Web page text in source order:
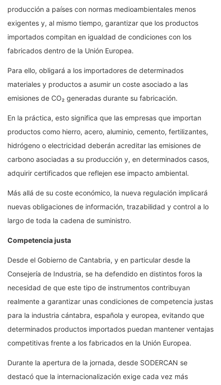
producción a países con normas medioambientales menos
exigentes y, al mismo tiempo, garantizar que los productos
importados compitan en igualdad de condiciones con los
fabricados dentro de la Unión Europea.
Para ello, obligará a los importadores de determinados
materiales y productos a asumir un coste asociado a las
emisiones de CO₂ generadas durante su fabricación.
En la práctica, esto significa que las empresas que importan
productos como hierro, acero, aluminio, cemento, fertilizantes,
hidrógeno o electricidad deberán acreditar las emisiones de
carbono asociadas a su producción y, en determinados casos,
adquirir certificados que reflejen ese impacto ambiental.
Más allá de su coste económico, la nueva regulación implicará
nuevas obligaciones de información, trazabilidad y control a lo
largo de toda la cadena de suministro.
Competencia justa
Desde el Gobierno de Cantabria, y en particular desde la
Consejería de Industria, se ha defendido en distintos foros la
necesidad de que este tipo de instrumentos contribuyan
realmente a garantizar unas condiciones de competencia justas
para la industria cántabra, española y europea, evitando que
determinados productos importados puedan mantener ventajas
competitivas frente a los fabricados en la Unión Europea.
Durante la apertura de la jornada, desde SODERCAN se
destacó que la internacionalización exige cada vez más